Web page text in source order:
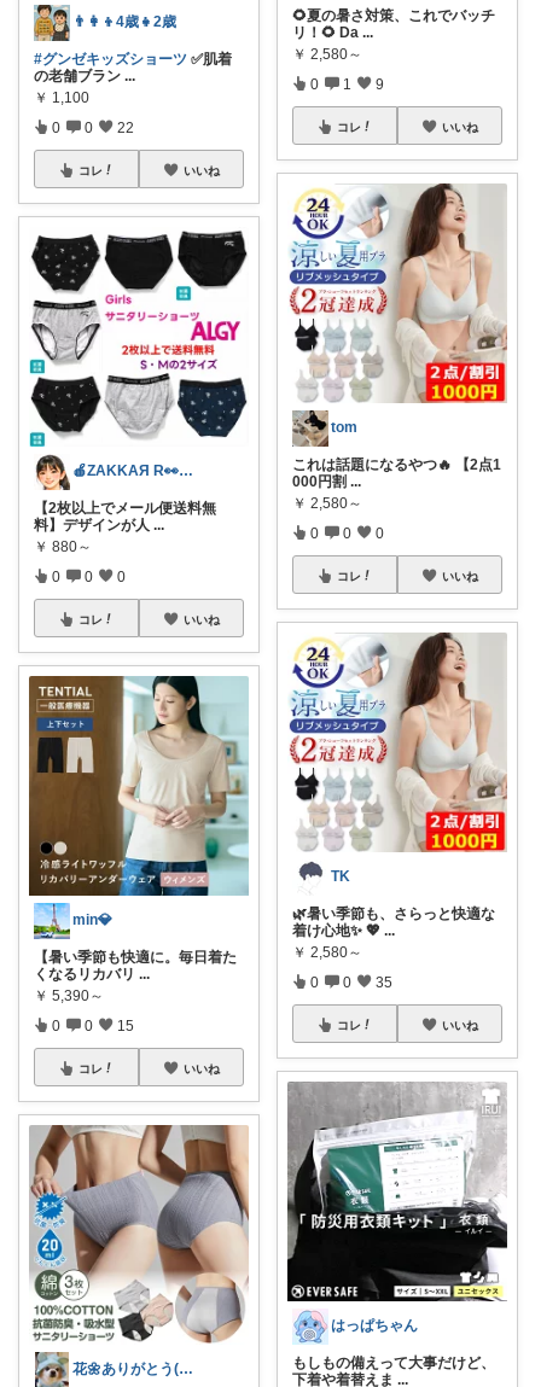
👨👩👦4歳👧2歳
#グンゼキッズショーツ ✅肌着
の老舗ブラン ...
￥ 1,100
0 0 22
コレ いいね
🍎ZAKKAЯ R👀M 経由購入感謝
【2枚以上でメール便送料無
料】デザインが人 ...
￥ 880～
0 0 0
コレ いいね
min💎
【暑い季節も快適に。毎日着た
くなるリカバリ ...
￥ 5,390～
0 0 15
コレ いいね
花🌼ありがとう(*･ω･)*_ _)ﾍ
🌻夏の暑さ対策、これでバッチ
リ！🌻 Da ...
￥ 2,580～
0 1 9
コレ いいね
tom
これは話題になるやつ🔥 【2点1
000円割 ...
￥ 2,580～
0 0 0
コレ いいね
TK
🌿暑い季節も、さらっと快適な
着け心地✨ 💖 ...
￥ 2,580～
0 0 35
コレ いいね
はっぱちゃん
もしもの備えって大事だけど、
下着や着替えま ...